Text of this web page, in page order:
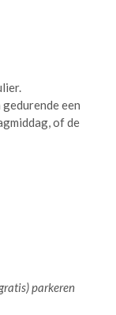
een
of de
parkeren